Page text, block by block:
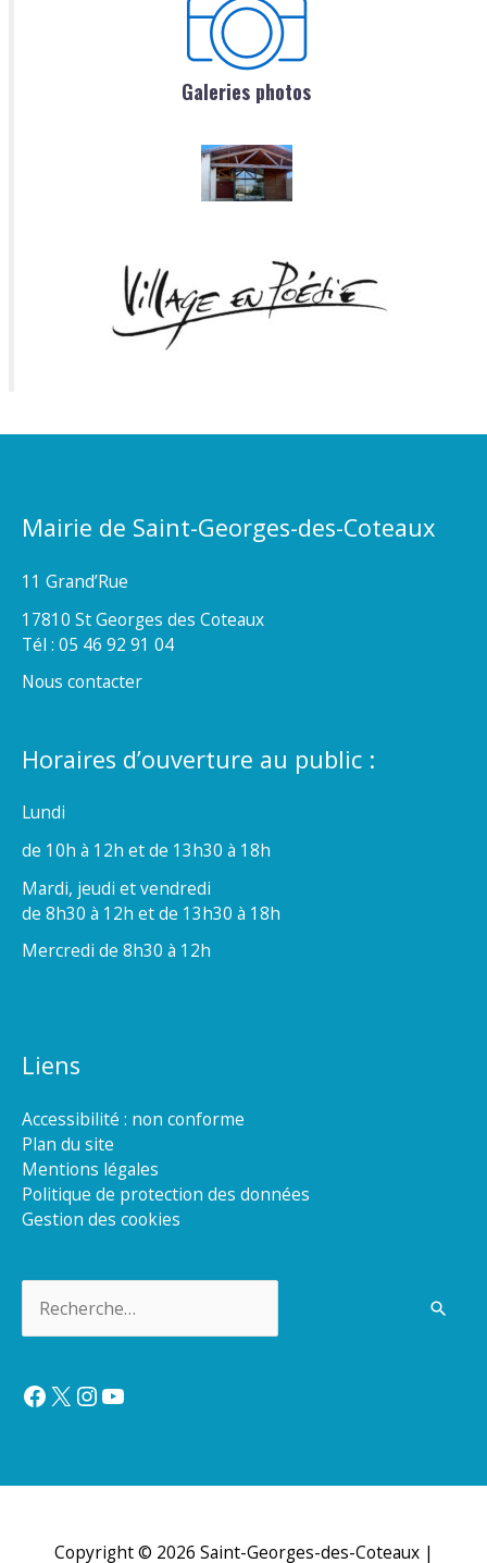
Galeries photos
Mairie de Saint-Georges-des-Coteaux
11 Grand’Rue
17810 St Georges des Coteaux
Tél : 05 46 92 91 04
Nous contacter
Horaires d’ouverture au public :
Lundi
de 10h à 12h et de 13h30 à 18h
Mardi, jeudi et vendredi
de 8h30 à 12h et de 13h30 à 18h
Mercredi de 8h30 à 12h
Liens
Accessibilité : non conforme
Plan du site
Mentions légales
Politique de protection des données
Gestion des cookies
Facebook
X Instagram
YouTube
Copyright © 2026 Saint-Georges-des-Coteaux|